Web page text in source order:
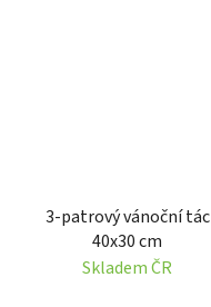
3-patrový vánoční tác
40x30 cm
Skladem ČR